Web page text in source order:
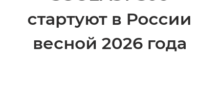
стартуют в России
весной 2026 года